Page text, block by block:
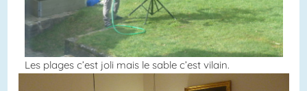
Les plages c’est joli mais le sable c’est vilain.